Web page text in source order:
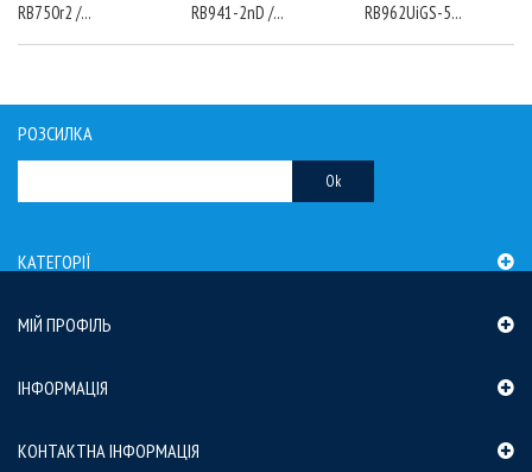
RB750r2 /... RB941-2nD /... RB962UiGS-5...
РОЗСИЛКА
Ok
КАТЕГОРІЇ
МІЙ ПРОФІЛЬ
ІНФОРМАЦІЯ
КОНТАКТНА ІНФОРМАЦІЯ